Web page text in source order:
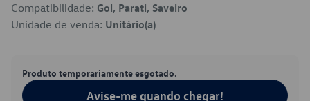
Compatibilidade: Gol, Parati, Saveiro
Unidade de venda: Unitário(a)
Produto temporariamente esgotado.
Avise-me quando chegar!